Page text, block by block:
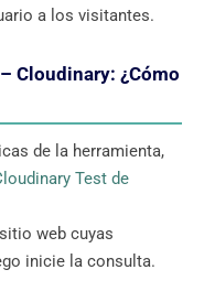
a los visitantes.
Cloudinary: ¿Cómo
de la herramienta,
Test de
web cuyas
inicie la consulta.